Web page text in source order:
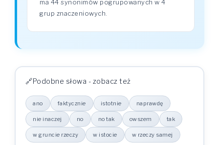
ma 44 synonimów pogrupowanych w 4
grup znaczeniowych.
Podobne słowa - zobacz też
ano faktycznie istotnie naprawdę
nie inaczej no no tak owszem tak
w gruncie rzeczy w istocie w rzeczy samej